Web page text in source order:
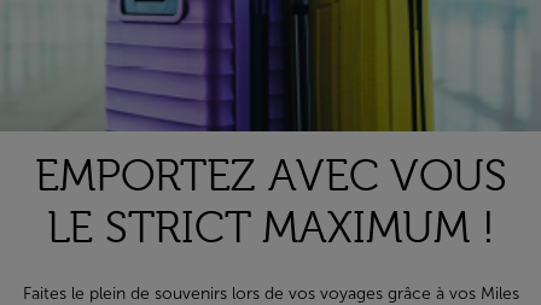
EMPORTEZ AVEC VOUS
LE STRICT MAXIMUM !
Faites le plein de souvenirs lors de vos voyages grâce à vos Miles